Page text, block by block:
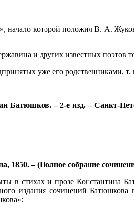
начало которой положил В. А.
и других известных поэтов
уже его родственниками, т.
Батюшков. – 2-е изд. – Санкт-
– (Полное собрание
в стихах и прозе Константина
издания сочинений